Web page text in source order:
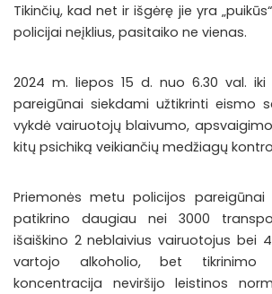
Tikinčių, kad net ir išgėrę jie yra
policijai neįklius, pasitaiko ne vienas.
2024 m. liepos 15 d. nuo 6.30 val. iki
pareigūnai siekdami užtikrinti eismo
vykdė vairuotojų blaivumo,
kitų psichiką veikiančių medžiagų
Priemonės metu policijos pareigūnai
patikrino daugiau nei 3000
išaiškino 2 neblaivius vairuotojus bei
vartojo alkoholio, bet tikrinimo
koncentracija neviršijo leistinos